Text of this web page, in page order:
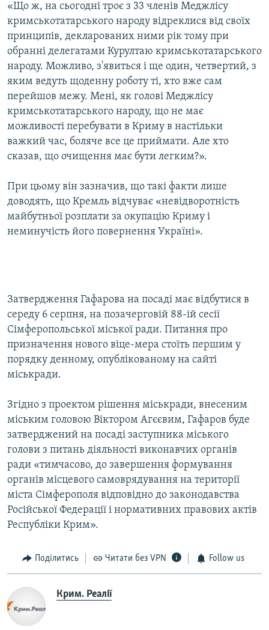
«Що ж, на сьогодні троє з 33 членів Меджлісу
кримськотатарського народу відреклися від своїх
принципів, декларованих ними рік тому при
обранні делегатами Курултаю кримськотатарського
народу. Можливо, з'явиться і ще один, четвертий, з
яким ведуть щоденну роботу ті, хто вже сам
перейшов межу. Мені, як голові Меджлісу
кримськотатарського народу, що не має
можливості перебувати в Криму в настільки
важкий час, боляче все це приймати. Але хто
сказав, що очищення має бути легким?».
При цьому він зазначив, що такі факти лише
доводять, що Кремль відчуває «невідворотність
майбутньої розплати за окупацію Криму і
неминучість його повернення Україні».
Затвердження Гафарова на посаді має відбутися в
середу 6 серпня, на позачерговій 88-ій сесії
Сімферопольської міської ради. Питання про
призначення нового віце-мера стоїть першим у
порядку денному, опублікованому на сайті
міськради.
Згідно з проектом рішення міськради, внесеним
міським головою Віктором Агєєвим, Гафаров буде
затверджений на посаді заступника міського
голови з питань діяльності виконавчих органів
ради «тимчасово, до завершення формування
органів місцевого самоврядування на території
міста Сімферополя відповідно до законодавства
Російської Федерації і нормативних правових актів
Республіки Крим».
Поділитись Читати без VPN Follow us
Крим. Реалії